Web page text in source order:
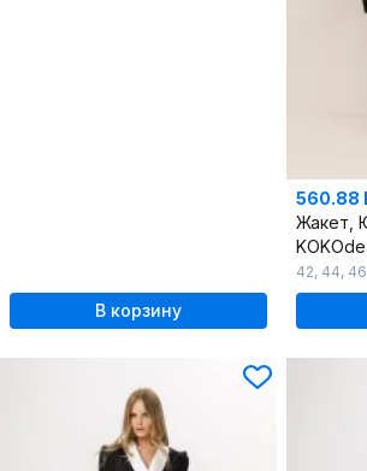
В корзину
560.88
Жакет,
42, 44, 46